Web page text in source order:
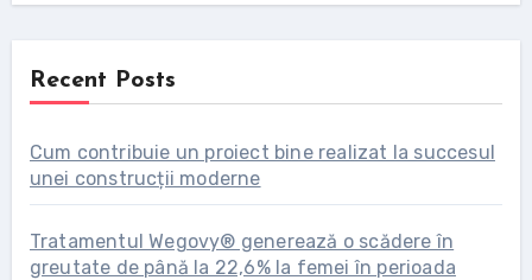
Recent Posts
Cum contribuie un proiect bine realizat la succesul
unei construcții moderne
Tratamentul Wegovy® generează o scădere în
greutate de până la 22,6% la femei în perioada